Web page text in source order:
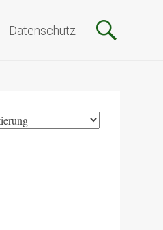
Datenschutz